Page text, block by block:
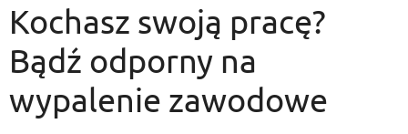
Kochasz swoją pracę?
Bądź odporny na
wypalenie zawodowe